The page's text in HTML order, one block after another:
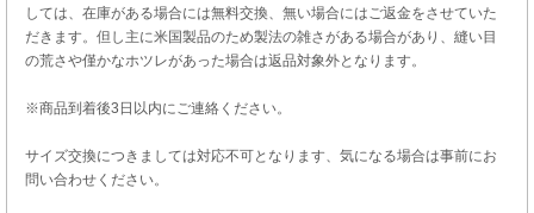
しては、在庫がある場合には無料交換、無い場合にはご返金をさせていた
だきます。但し主に米国製品のため製法の雑さがある場合があり、縫い目
の荒さや僅かなホツレがあった場合は返品対象外となります。
※商品到着後3日以内にご連絡ください。
サイズ交換につきましては対応不可となります、気になる場合は事前にお
問い合わせください。